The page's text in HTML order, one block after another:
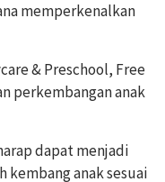
memperkenalkan
& Preschool, Free
perkembangan anak
dapat menjadi
anak sesuai